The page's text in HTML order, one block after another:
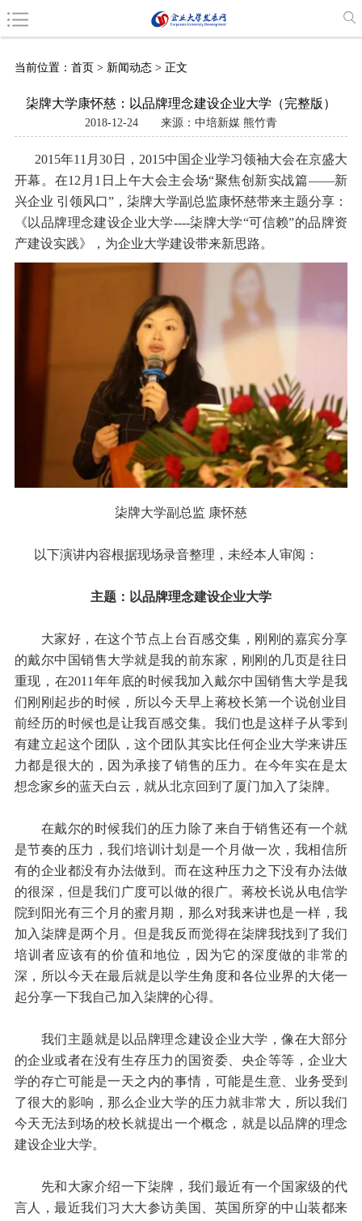
当前位置： 首页 > 新闻动态> 正文
柒牌大学康怀慈：以品牌理念建设企业大学（完整版）
2018-12-24 来源：中培新媒 熊竹青
2015年11月30日，2015中国企业学习领袖大会在京盛大
开幕。在12月1日上午大会主会场“聚焦创新实战篇——新
兴企业 引领风口”，柒牌大学副总监康怀慈带来主题分享：
《以品牌理念建设企业大学----柒牌大学“可信赖”的品牌资
产建设实践》，为企业大学建设带来新思路。
柒牌大学副总监 康怀慈
以下演讲内容根据现场录音整理，未经本人审阅：
主题：以品牌理念建设企业大学
大家好，在这个节点上台百感交集，刚刚的嘉宾分享
的戴尔中国销售大学就是我的前东家，刚刚的几页是往日
重现，在2011年年底的时候我加入戴尔中国销售大学是我
们刚刚起步的时候，所以今天早上蒋校长第一个说创业目
前经历的时候也是让我百感交集。我们也是这样子从零到
有建立起这个团队，这个团队其实比任何企业大学来讲压
力都是很大的，因为承接了销售的压力。在今年实在是太
想念家乡的蓝天白云，就从北京回到了厦门加入了柒牌。
在戴尔的时候我们的压力除了来自于销售还有一个就
是节奏的压力，我们培训计划是一个月做一次，我相信所
有的企业都没有办法做到。而在这种压力之下没有办法做
的很深，但是我们广度可以做的很广。蒋校长说从电信学
院到阳光有三个月的蜜月期，那么对我来讲也是一样，我
加入柒牌是两个月。但是我反而觉得在柒牌我找到了我们
培训者应该有的价值和地位，因为它的深度做的非常的
深，所以今天在最后就是以学生角度和各位业界的大佬一
起分享一下我自己加入柒牌的心得。
我们主题就是以品牌理念建设企业大学，像在大部分
的企业或者在没有生存压力的国资委、央企等等，企业大
学的存亡可能是一天之内的事情，可能是生意、业务受到
了很大的影响，那么企业大学的压力就非常大，所以我们
今天无法到场的校长就提出一个概念，就是以品牌的理念
建设企业大学。
先和大家介绍一下柒牌，我们最近有一个国家级的代
言人，最近我们习大大参访美国、英国所穿的中山装都来